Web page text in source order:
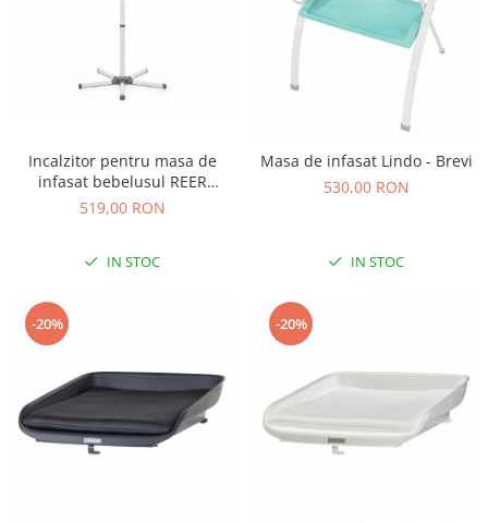
Incalzitor pentru masa de
infasat bebelusul REER
EasyHeat Flex
519,00 RON
IN STOC
Masa de infasat Lindo - Brevi
530,00 RON
IN STOC
-20% -20%